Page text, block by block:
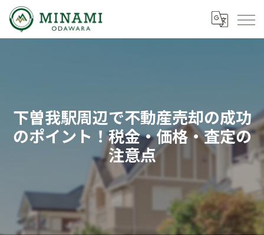
下曽我駅周辺で不動産売却の成功
のポイント！税金・価格・査定の
注意点